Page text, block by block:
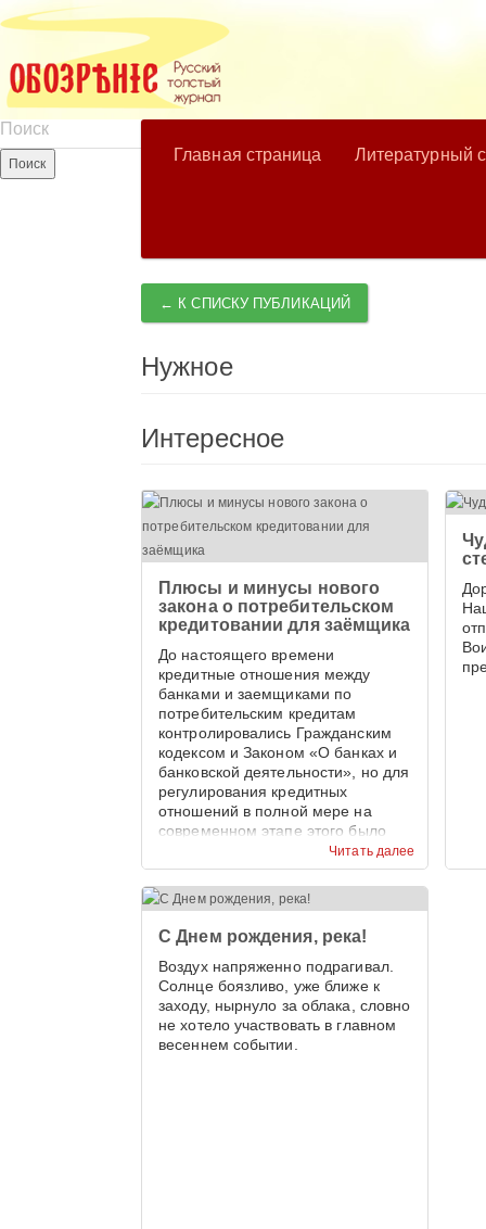
Главная страница Литературный
← К СПИСКУ ПУБЛИКАЦИЙ
Нужное
Интересное
Читать далее
Плюсы и минусы нового
закона о потребительском
кредитовании для заёмщика
До настоящего времени
кредитные отношения между
банками и заемщиками по
потребительским кредитам
контролировались Гражданским
кодексом и Законом «О банках и
банковской деятельности», но для
регулирования кредитных
отношений в полной мере на
современном этапе этого было
С Днем рождения, река!
Воздух напряженно подрагивал.
Солнце боязливо, уже ближе к
заходу, нырнуло за облака, словно
не хотело участвовать в главном
весеннем событии.